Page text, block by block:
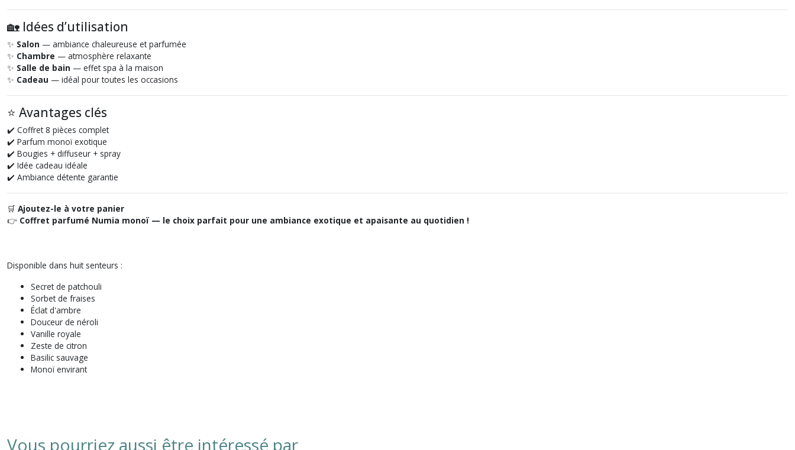
🏡 Idées d’utilisation
✨ Salon — ambiance chaleureuse et parfumée
✨ Chambre — atmosphère relaxante
✨ Salle de bain — effet spa à la maison
✨ Cadeau — idéal pour toutes les occasions
⭐ Avantages clés
✔️ Coffret 8 pièces complet
✔️ Parfum monoï exotique
✔️ Bougies + diffuseur + spray
✔️ Idée cadeau idéale
✔️ Ambiance détente garantie
🛒 Ajoutez-le à votre panier
👉 Coffret parfumé Numia monoï — le choix parfait pour une ambiance exotique et apaisante au quotidien !
Disponible dans huit senteurs :
Secret de patchouli
Sorbet de fraises
Éclat d'ambre
Douceur de néroli
Vanille royale
Zeste de citron
Basilic sauvage
Monoï envirant
Vous pourriez aussi être intéressé par